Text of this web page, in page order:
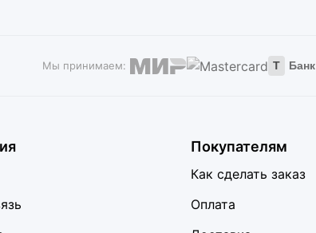
Мы принимаем: Т Банк
Покупателям
Как сделать заказ
Оплата